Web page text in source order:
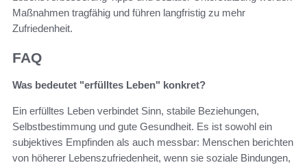
Maßnahmen tragfähig und führen langfristig zu mehr
Zufriedenheit.
FAQ
Was bedeutet "erfülltes Leben" konkret?
Ein erfülltes Leben verbindet Sinn, stabile Beziehungen,
Selbstbestimmung und gute Gesundheit. Es ist sowohl ein
subjektives Empfinden als auch messbar: Menschen berichten
von höherer Lebenszufriedenheit, wenn sie soziale Bindungen,